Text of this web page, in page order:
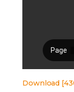
Download